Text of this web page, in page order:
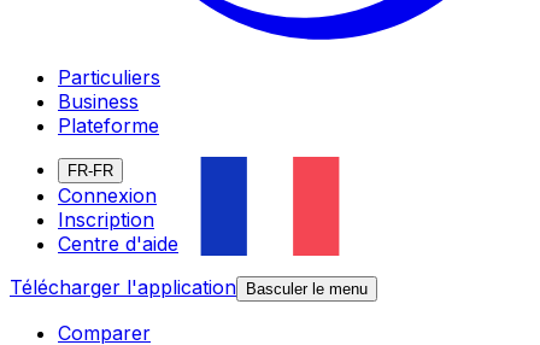
Particuliers
Business
Plateforme
FR-FR
Connexion
Inscription
Centre d'aide
Télécharger l'application
Basculer le menu
Comparer